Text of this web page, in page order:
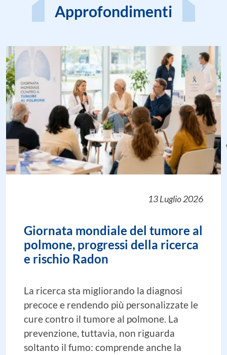
Approfondimenti
13 Luglio 2026
Giornata mondiale del tumore al
polmone, progressi della ricerca
e rischio Radon
La ricerca sta migliorando la diagnosi
precoce e rendendo più personalizzate le
cure contro il tumore al polmone. La
prevenzione, tuttavia, non riguarda
soltanto il fumo: comprende anche la